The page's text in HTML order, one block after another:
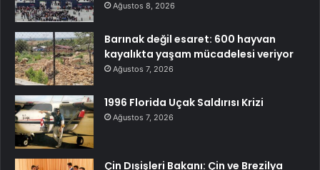
Ağustos 8, 2026
Barınak değil esaret: 600 hayvan
kayalıkta yaşam mücadelesi veriyor
Ağustos 7, 2026
1996 Florida Uçak Saldırısı Krizi
Ağustos 7, 2026
Çin Dışişleri Bakanı: Çin ve Brezilya